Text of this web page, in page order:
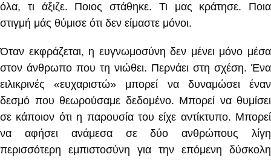
όλα, τι άξιζε. Ποιος στάθηκε. Τι μας κράτησε. Ποια
στιγμή μάς θύμισε ότι δεν είμαστε μόνοι.
Όταν εκφράζεται, η ευγνωμοσύνη δεν μένει μόνο μέσα
στον άνθρωπο που τη νιώθει. Περνάει στη σχέση. Ένα
ειλικρινές «ευχαριστώ» μπορεί να δυναμώσει έναν
δεσμό που θεωρούσαμε δεδομένο. Μπορεί να θυμίσει
σε κάποιον ότι η παρουσία του είχε αντίκτυπο. Μπορεί
να αφήσει ανάμεσα σε δύο ανθρώπους λίγη
περισσότερη εμπιστοσύνη για την επόμενη δύσκολη